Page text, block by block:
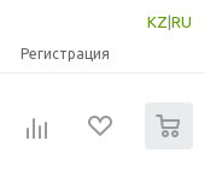
KZ RU
Регистрация